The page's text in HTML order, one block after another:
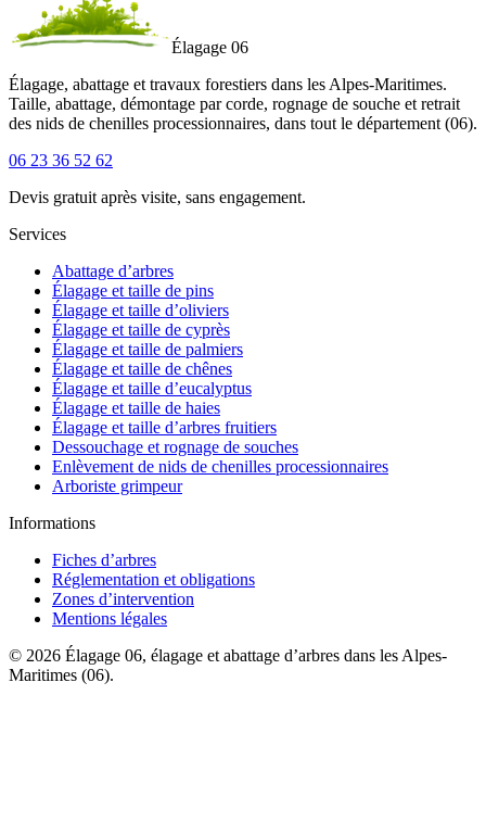
Élagage 06
Élagage, abattage et travaux forestiers dans les Alpes-Maritimes.
Taille, abattage, démontage par corde, rognage de souche et retrait
des nids de chenilles processionnaires, dans tout le département (06).
06 23 36 52 62
Devis gratuit après visite, sans engagement.
Services
Abattage d’arbres
Élagage et taille de pins
Élagage et taille d’oliviers
Élagage et taille de cyprès
Élagage et taille de palmiers
Élagage et taille de chênes
Élagage et taille d’eucalyptus
Élagage et taille de haies
Élagage et taille d’arbres fruitiers
Dessouchage et rognage de souches
Enlèvement de nids de chenilles processionnaires
Arboriste grimpeur
Informations
Fiches d’arbres
Réglementation et obligations
Zones d’intervention
Mentions légales
© 2026 Élagage 06, élagage et abattage d’arbres dans les Alpes-
Maritimes (06).